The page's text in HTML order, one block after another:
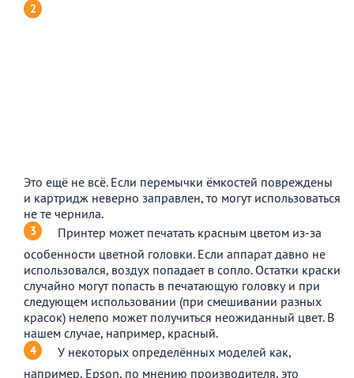
Это ещё не всё. Если перемычки ёмкостей повреждены
и картридж неверно заправлен, то могут использоваться
не те чернила.
Принтер может печатать красным цветом из-за
особенности цветной головки. Если аппарат давно не
использовался, воздух попадает в сопло. Остатки краски
случайно могут попасть в печатающую головку и при
следующем использовании (при смешивании разных
красок) нелепо может получиться неожиданный цвет. В
нашем случае, например, красный.
У некоторых определённых моделей как,
например, Epson, по мнению производителя, это